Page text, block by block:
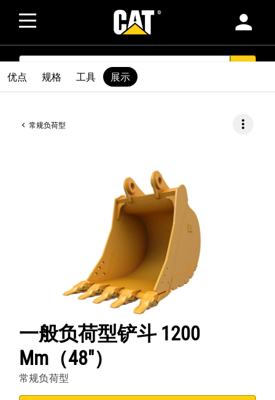
person
SEARCH
常规负荷型 more_vert
一般负荷型铲斗 1200
Mm（48"）
常规负荷型
优点 规格 工具 展示